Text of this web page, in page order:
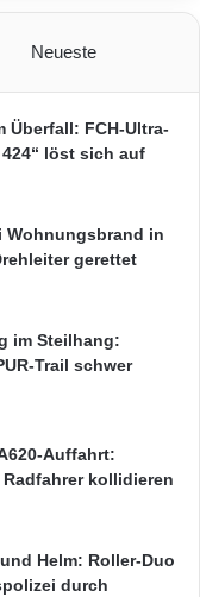
Neueste
Überfall: FCH-Ultra-
löst sich auf
Wohnungsbrand in
gerettet
im Steilhang:
Trail schwer
Auffahrt:
kollidieren
Helm: Roller-Duo
durch